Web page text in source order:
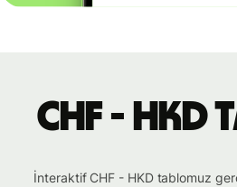
CHF -
İnteraktif CHF - HKD tablomuz